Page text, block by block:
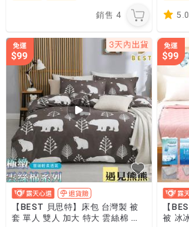
銷售 4 5.0
【BEST 貝思特】床包 台灣製 被
套 單人 雙人 加大 特大 雲絲棉 涼
【
被 冰